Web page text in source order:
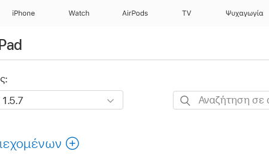
iPhone Watch AirPods TV Ψυχαγωγία
Αναζήτηση